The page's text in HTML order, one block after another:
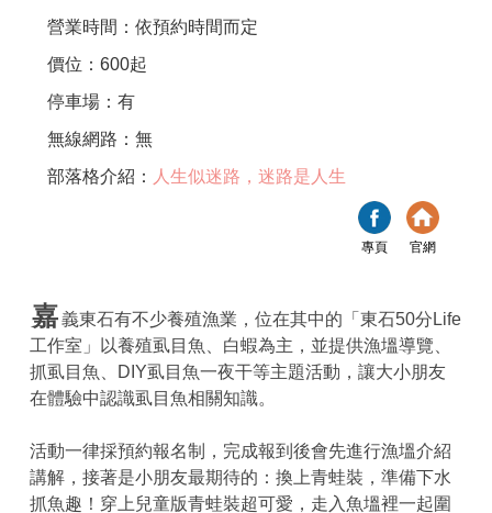
營業時間：依預約時間而定
價位：600起
停車場：有
無線網路：無
部落格介紹：
人生似迷路，迷路是人生
專頁 官網
嘉義東石有不少養殖漁業，位在其中的「東石50分Life
工作室」以養殖虱目魚、白蝦為主，並提供漁塭導覽、
抓虱目魚、DIY虱目魚一夜干等主題活動，讓大小朋友
在體驗中認識虱目魚相關知識。
活動一律採預約報名制，完成報到後會先進行漁塭介紹
講解，接著是小朋友最期待的：換上青蛙裝，準備下水
抓魚趣！穿上兒童版青蛙裝超可愛，走入魚塭裡一起圍